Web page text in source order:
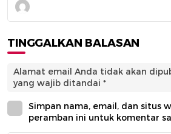
TINGGALKAN BALASAN
Alamat email Anda tidak akan
yang wajib ditandai *
Simpan nama, email, dan situs
peramban ini untuk komentar